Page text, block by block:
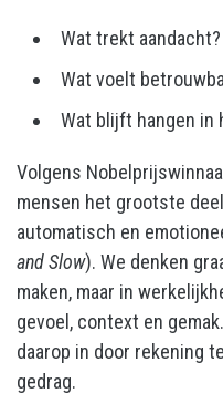
Wat trekt aandacht?
Wat voelt
Wat blijft hangen in
Volgens
mensen het grootste
automatisch en
and Slow). We denken
maken, maar in
gevoel, context en
daarop in door rekening
gedrag.